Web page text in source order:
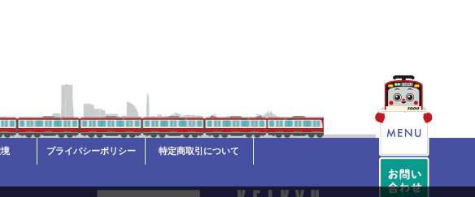
プライバシーポリシー 特定商取引について